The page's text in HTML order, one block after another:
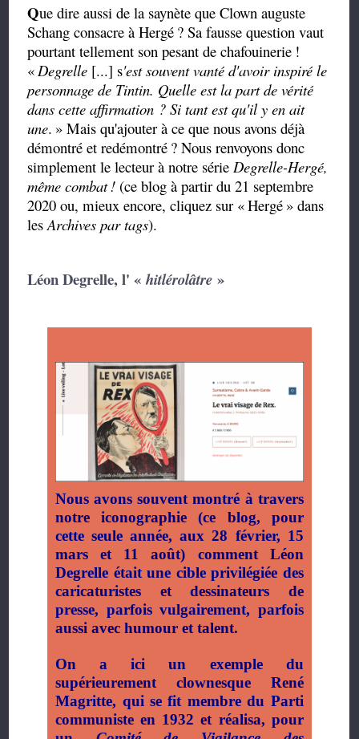
Que dire aussi de la saynète que Clown auguste
Schang consacre à Hergé ? Sa fausse question vaut
pourtant tellement son pesant de chafouinerie !
« Degrelle [...] s'est souvent vanté d'avoir inspiré le
personnage de Tintin. Quelle est la part de vérité
dans cette affirmation ? Si tant est qu'il y en ait
une. » Mais qu'ajouter à ce que nous avons déjà
démontré et redémontré ? Nous renvoyons donc
simplement le lecteur à notre série Degrelle-Hergé,
même combat! (ce blog à partir du 21 septembre
2020 ou, mieux encore, cliquez sur «Hergé » dans
lesArchives par tags).
Léon Degrelle, l' « hitlérolâtre»
Nous avons souvent montré à travers
notre iconographie (ce blog, pour
cette seule année, aux 28 février, 15
mars et 11 août) comment Léon
Degrelle était une cible privilégiée des
caricaturistes et dessinateurs de
presse, parfois vulgairement, parfois
aussi avec humour et talent.
On a ici un exemple du
supérieurement clownesque René
Magritte, qui se fit membre du Parti
communiste en 1932 et réalisa, pour